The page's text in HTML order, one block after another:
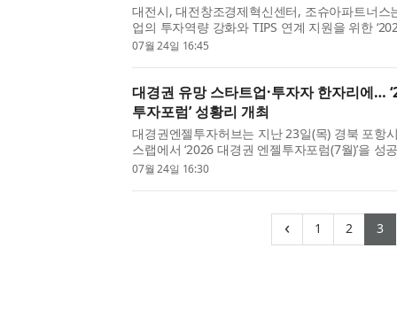
대전시, 대전창조경제혁신센터, 조슈아파트너스
업의 투자역량 강화와 TIPS 연계 지원을 위한
세미나를 성공적으로 개최했다고 밝혔다. 이번
07월 24일 16:45
대경권 유망 스타트업·투자자 한자리에…
투자포럼’ 성황리 개최
대경권엔젤투자허브는 지난 23일(목) 경북 포항
스랩에서 ‘2026 대경권 엔젤투자포럼(7월)’을 성
밝혔다. 이번 포럼은 대경권 유망 스타트업의 투
07월 24일 16:30
‹ 1 (current)
2 3